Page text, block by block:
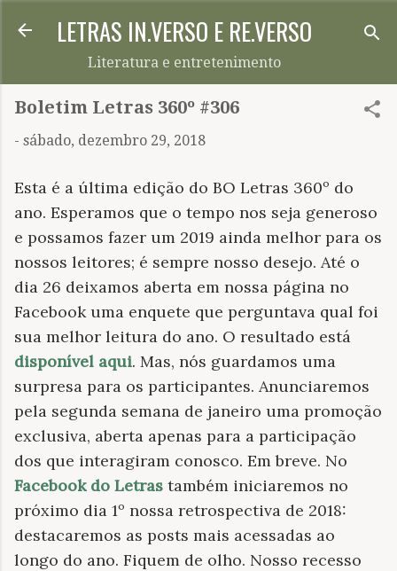
Pular para o conteúdo principal
LETRAS IN.VERSO E RE.VERSO
Literatura e entretenimento
Boletim Letras 360º #306
- sábado, dezembro 29, 2018
Esta é a última edição do BO Letras 360º do
ano. Esperamos que o tempo nos seja generoso
e possamos fazer um 2019 ainda melhor para os
nossos leitores; é sempre nosso desejo. Até o
dia 26 deixamos aberta em nossa página no
Facebook uma enquete que perguntava qual foi
sua melhor leitura do ano. O resultado está
disponível aqui. Mas, nós guardamos uma
surpresa para os participantes. Anunciaremos
pela segunda semana de janeiro uma promoção
exclusiva, aberta apenas para a participação
dos que interagiram conosco. Em breve. No
Facebook do Letras também iniciaremos no
próximo dia 1º nossa retrospectiva de 2018:
destacaremos as posts mais acessadas ao
longo do ano. Fiquem de olho. Nosso recesso